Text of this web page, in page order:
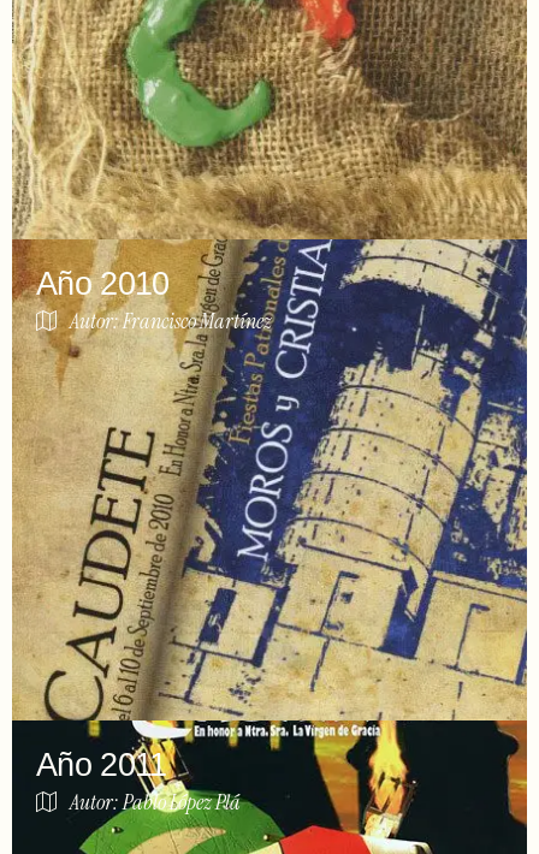
Año 2010
Autor: Francisco Martínez
Año 2011
Autor: Pablo López Plá